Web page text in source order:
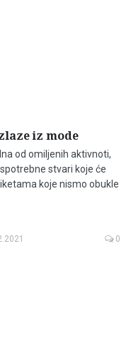
iz mode
od omiljenih aktivnoti,
stvari koje će
koje nismo obukle
0